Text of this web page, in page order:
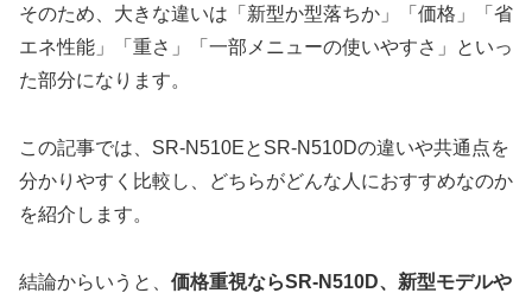
そのため、大きな違いは「新型か型落ちか」「価格」「省
エネ性能」「重さ」「一部メニューの使いやすさ」といっ
た部分になります。
この記事では、SR-N510EとSR-N510Dの違いや共通点を
分かりやすく比較し、どちらがどんな人におすすめなのか
を紹介します。
結論からいうと、 価格重視ならSR-N510D、新型モデルや